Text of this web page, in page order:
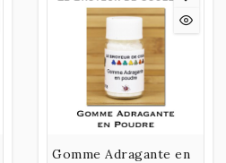
Gomme Adragante en